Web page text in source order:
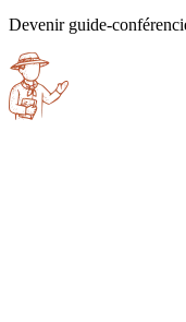
Devenir guide-